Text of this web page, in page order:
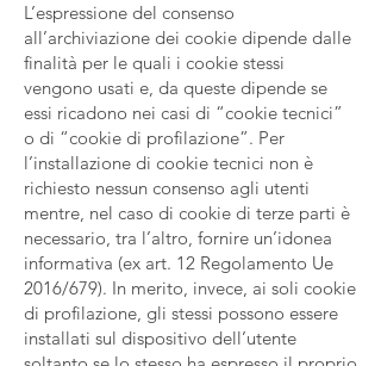
L’espressione del consenso
all’archiviazione dei cookie dipende dalle
finalità per le quali i cookie stessi
vengono usati e, da queste dipende se
essi ricadono nei casi di “cookie tecnici”
o di “cookie di profilazione”. Per
l’installazione di cookie tecnici non è
richiesto nessun consenso agli utenti
mentre, nel caso di cookie di terze parti è
necessario, tra l’altro, fornire un’idonea
informativa (ex art. 12 Regolamento Ue
2016/679). In merito, invece, ai soli cookie
di profilazione, gli stessi possono essere
installati sul dispositivo dell’utente